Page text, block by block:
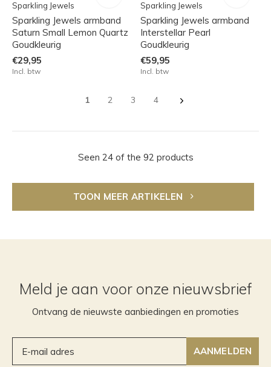
Sparkling Jewels
Sparkling Jewels armband
Saturn Small Lemon Quartz
Goudkleurig
€29,95
Incl. btw
Sparkling Jewels
Sparkling Jewels armband
Interstellar Pearl
Goudkleurig
€59,95
Incl. btw
1 2 3 4
Seen 24 of the 92 products
TOON MEER ARTIKELEN
Meld je aan voor onze nieuwsbrief
Ontvang de nieuwste aanbiedingen en promoties
AANMELDEN